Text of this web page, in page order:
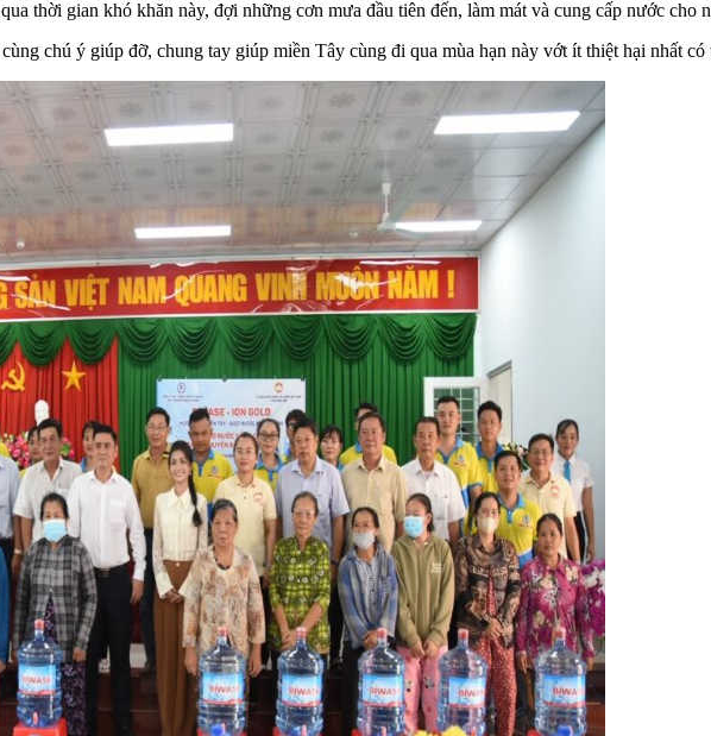
thời gian khó khăn này, đợi những cơn mưa đầu tiên đến, làm mát và cung cấp nước cho
chú ý giúp đỡ, chung tay giúp miền Tây cùng đi qua mùa hạn này vớt ít thiệt hại nhất có